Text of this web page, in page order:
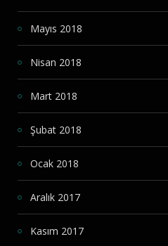
Mayıs 2018
Nisan 2018
Mart 2018
Şubat 2018
Ocak 2018
Aralık 2017
Kasım 2017